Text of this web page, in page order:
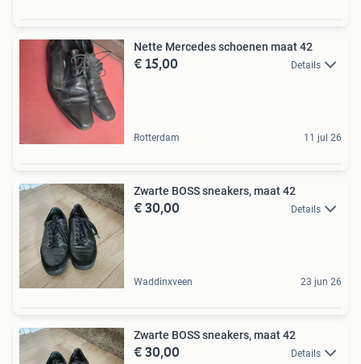
Nette Mercedes schoenen maat 42
€ 15,00 Details
Rotterdam 11 jul 26
Zwarte BOSS sneakers, maat 42
€ 30,00 Details
Waddinxveen 23 jun 26
Zwarte BOSS sneakers, maat 42
€ 30,00 Details